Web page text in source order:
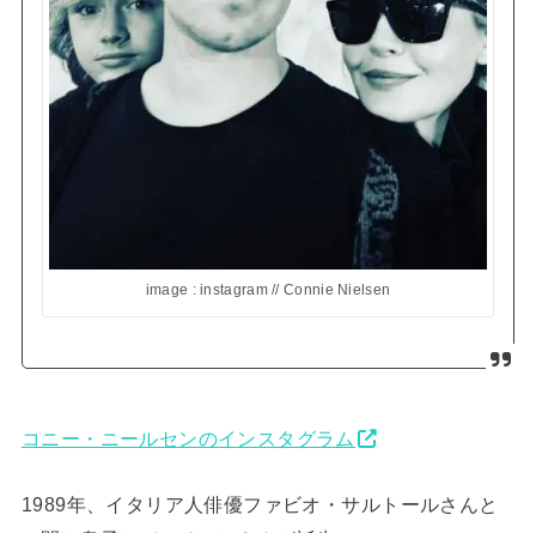
image : instagram // Connie Nielsen
コニー・ニールセンのインスタグラム
1989年、イタリア人俳優ファビオ・サルトールさんと